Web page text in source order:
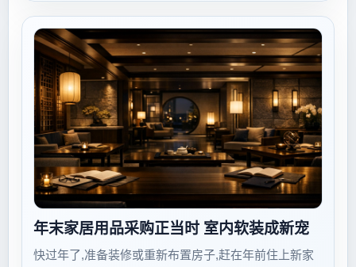
年末家居用品采购正当时 室内软装成新宠
快过年了,准备装修或重新布置房子,赶在年前住上新家